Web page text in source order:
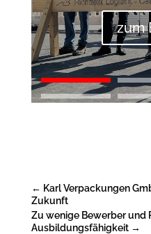
zum
← Karl Verpackungen
Zukunft
Zu wenige Bewerber und
Ausbildungsfähigkeit→